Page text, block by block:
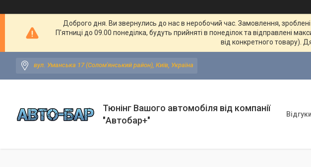
Доброго дня. Ви звернулись до нас в неробочий час. Замовлення,
П'ятниці до 09.00 понеділка, будуть прийняті в понеділок та відправлені
від конкретного товару).
вул. Уманська 17 (Солом'янський район), Київ, Україна
Тюнінг Вашого автомобіля від компанії
"Автобар+"
Відгуки